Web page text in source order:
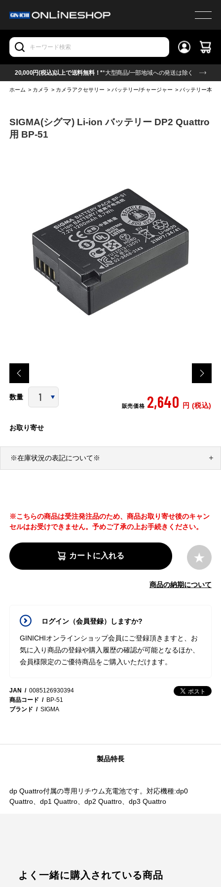
20,000円(税込)以上で送料無料！**大型商品/一部地域への発送は除く
ホーム > カメラ > カメラアクセサリー >バッテリー/チャージャー >バッテリー本体
SIGMA(シグマ) Li-ion バッテリー DP2 Quattro
用 BP-51
数量
販売価格 2,640 円 (税込)
お取り寄せ
※在庫状況の表記について※
※こちらの商品は受注発注品のため、商品お取り寄せ後のキャン
セルはお受けできません。予めご了承の上お手続きください。
カートに入れる
商品の納期について
ログイン（会員登録）しますか?
GINICHIオンラインショップ会員にご登録頂きますと、お
気に入り商品の登録や購入履歴の確認が可能となるほか、
会員様限定のご優待商品をご購入いただけます。
JAN
0085126930394
商品コード
BP-51
ブランド
SIGMA
製品特長
dp Quattro付属の専用リチウム充電池です。対応機種:dp0
Quattro、dp1 Quattro、dp2 Quattro、dp3 Quattro
よく一緒に購入されている商品